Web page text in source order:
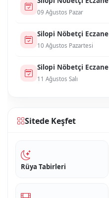
09 Ağustos Pazar
Si̇lopi̇ Nöbetçi Eczane
10 Ağustos Pazartesi
Si̇lopi̇ Nöbetçi Eczane
11 Ağustos Salı
Sitede Keşfet
Rüya Tabirleri